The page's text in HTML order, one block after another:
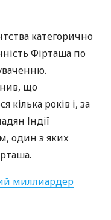
категорично
Фірташа по
що
кілька років і, за
Індії
один з яких
миллиардер